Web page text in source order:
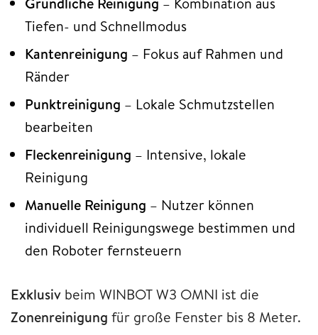
Tiefen- und Schnellmodus
Kantenreinigung – Fokus auf Rahmen und
Ränder
Punktreinigung – Lokale Schmutzstellen
bearbeiten
Fleckenreinigung – Intensive, lokale
Reinigung
Manuelle Reinigung – Nutzer können
individuell Reinigungswege bestimmen und
den Roboter fernsteuern
Exklusiv beim WINBOT W3 OMNI ist die
Zonenreinigung für große Fenster bis 8 Meter.